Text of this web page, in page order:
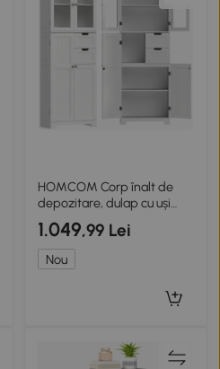
HOMCOM Corp înalt de
depozitare, dulap cu uși
vitrate și rafturi reglabile
pentru baie, bucătărie,
living, alb
1.049,99 Lei
Nou